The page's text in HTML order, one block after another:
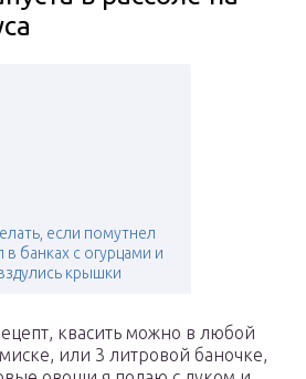
если помутнел
в банках с огурцами и
крышки
квасить можно в любой
или 3 литровой баночке,